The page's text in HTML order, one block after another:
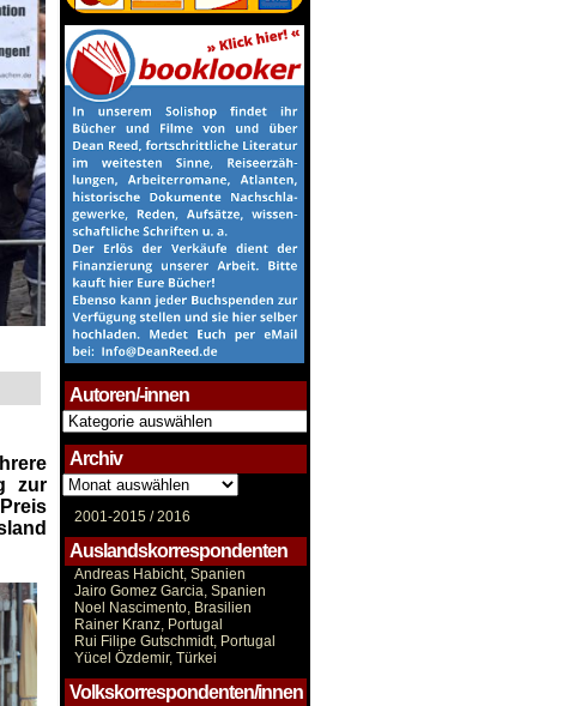
zur
Autoren/-innen
Autoren/-
innen
Archiv
Archiv
2001-2015 /2016
Auslandskorrespondenten
Andreas Habicht, Spanien
Jairo Gomez Garcia, Spanien
Noel Nascimento, Brasilien
Rainer Kranz, Portugal
Rui Filipe Gutschmidt, Portugal
Yücel Özdemir, Türkei
Volkskorrespondenten/innen